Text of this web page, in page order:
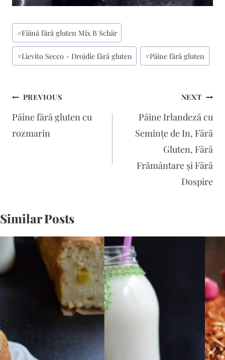
Post
Tags:
#Făină fără gluten Mix B Schär
#Lievito Secco - Drojdie fără gluten #Pâine fără gluten
Navigare
în
articole
PREVIOUS
Pâine fără gluten cu
rozmarin
NEXT
Pâine Irlandeză cu
Semințe de In, Fără
Gluten, Fără
Frământare și Fără
Dospire
Similar Posts